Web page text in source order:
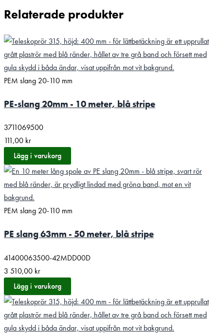
Relaterade produkter
PEM slang 20-110 mm
PE-slang 20mm - 10 meter, blå stripe
3711069500
111,00 kr
Lägg i varukorg
PEM slang 20-110 mm
PE slang 63mm - 50 meter, blå stripe
41400063500-42MDD00D
3 510,00 kr
Lägg i varukorg